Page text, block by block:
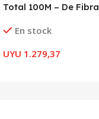
Total 100M – De Fibra
En stock
UYU 1.279,37